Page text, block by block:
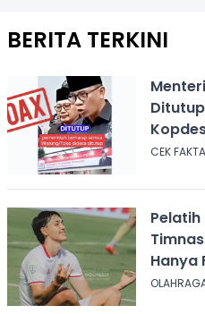
BERITA TERKINI
CEK FAKTA
Hanya
Baker